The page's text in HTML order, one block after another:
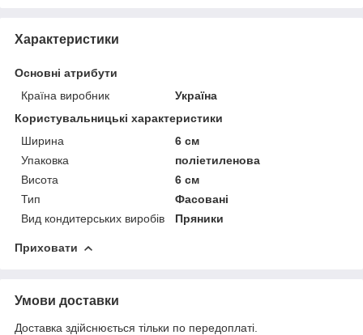
Характеристики
Основні атрибути
Країна виробник
Україна
Користувальницькі характеристики
Ширина
6 см
Упаковка
поліетиленова
Висота
6 см
Тип
Фасовані
Вид кондитерських виробів
Пряники
Приховати
Умови доставки
Доставка здійснюється тільки по передоплаті.